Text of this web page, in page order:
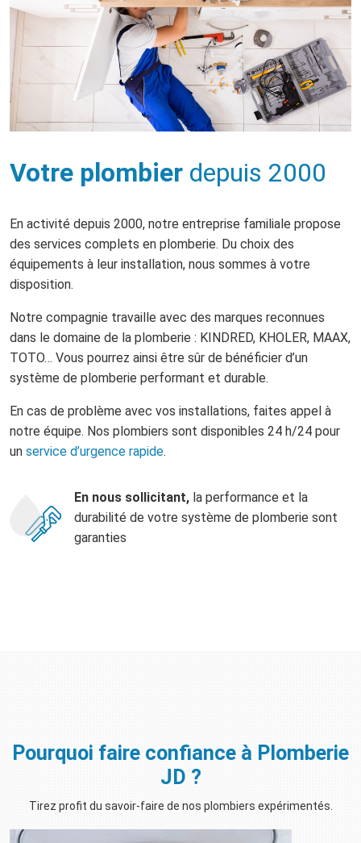
Votre plombier depuis 2000
En activité depuis 2000, notre entreprise familiale propose
des services complets en plomberie. Du choix des
équipements à leur installation, nous sommes à votre
disposition.
Notre compagnie travaille avec des marques reconnues
dans le domaine de la plomberie : KINDRED, KHOLER, MAAX,
TOTO… Vous pourrez ainsi être sûr de bénéficier d’un
système de plomberie performant et durable.
En cas de problème avec vos installations, faites appel à
notre équipe. Nos plombiers sont disponibles 24 h/24 pour
un service d’urgence rapide.
En nous sollicitant, la performance et la
durabilité de votre système de plomberie sont
garanties
Pourquoi faire confiance à Plomberie
JD ?
Tirez profit du savoir-faire de nos plombiers expérimentés.